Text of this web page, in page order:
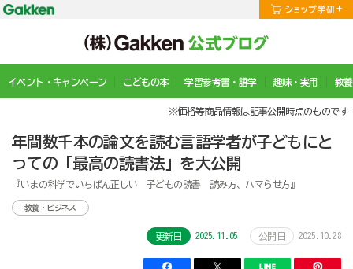
イベント・キャンペーン こどもの本 学習参考書・語学 趣味・実用 教
※価格等商品情報は記事公開時点のものです
年間数千本の論文を読む言語学者が子どもにと
っての「最高の読書法」を大公開
『いまの科学でいちばん正しい 子どもの読書 読み方、ハマらせ方』
教養・ビジネス
更新日 2025.11.05 公開日 2025.10.28